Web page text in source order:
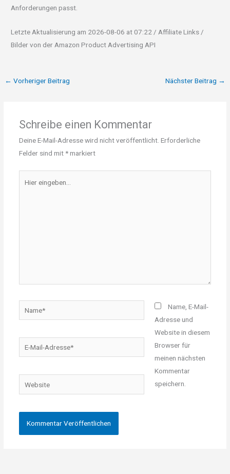
Anforderungen passt.
Letzte Aktualisierung am 2026-08-06 at 07:22 / Affiliate Links /
Bilder von der Amazon Product Advertising API
← Vorheriger Beitrag Nächster Beitrag →
Schreibe einen Kommentar
Deine E-Mail-Adresse wird nicht veröffentlicht. Erforderliche
Felder sind mit*markiert
eingeben…
Mail-
Website
Name, E-Mail-
Adresse und
Website in diesem
Browser für
meinen nächsten
Kommentar
speichern.